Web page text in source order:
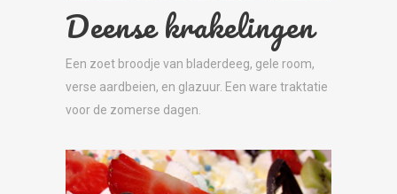
Deense krakelingen
Een zoet broodje van bladerdeeg, gele room,
verse aardbeien, en glazuur. Een ware traktatie
voor de zomerse dagen.